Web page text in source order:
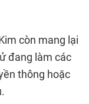
còn mang lại
đang làm các
thông hoặc